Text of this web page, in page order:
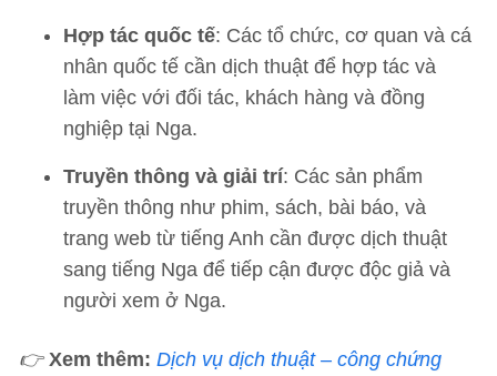
Hợp tác quốc tế: Các tổ chức, cơ quan và cá
nhân quốc tế cần dịch thuật để hợp tác và
làm việc với đối tác, khách hàng và đồng
nghiệp tại Nga.
Truyền thông và giải trí: Các sản phẩm
truyền thông như phim, sách, bài báo, và
trang web từ tiếng Anh cần được dịch thuật
sang tiếng Nga để tiếp cận được độc giả và
người xem ở Nga.
👉 Xem thêm: Dịch vụ dịch thuật – công chứng